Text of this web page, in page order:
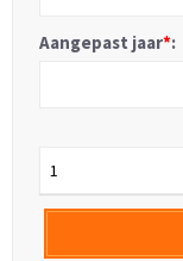
Aangepast jaar*:
1